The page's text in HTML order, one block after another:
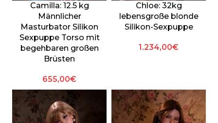
Camilla: 12.5 kg
Männlicher
Masturbator Silikon
Sexpuppe Torso mit
begehbaren großen
Brüsten
655,00€
Chloe: 32kg
lebensgroße blonde
Silikon-Sexpuppe
1.234,00€